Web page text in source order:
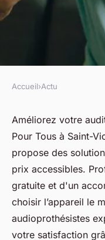
Améliorez
votre
victoret
fabienne •9 avril 2025•
Accueil›Actu
Améliorez votre
Pour Tous à Saint-
propose des
prix accessibles.
gratuite et d'un
choisir l’appareil le
audioprothésistes
votre satisfaction